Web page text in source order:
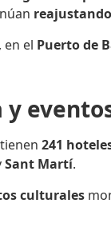
en el Puerto de
241
Sant Martí.
culturales